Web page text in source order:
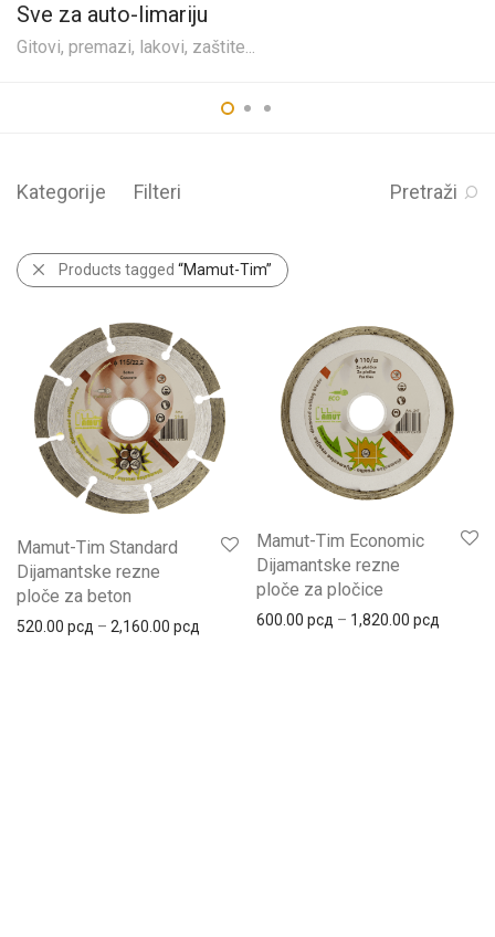
Sve za auto-limariju
Gitovi, premazi, lakovi, zaštite...
Kategorije Filteri Pretraži
Products tagged “Mamut-Tim”
Mamut-Tim Standard
Dijamantske rezne
ploče za beton
520.00 рсд – 2,160.00 рсд
Mamut-Tim Economic
Dijamantske rezne
ploče za pločice
600.00 рсд – 1,820.00 рсд